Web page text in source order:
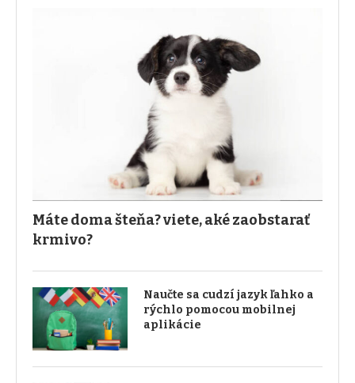
Máte doma šteňa? viete, aké zaobstarať
krmivo?
Naučte sa cudzí jazyk ľahko a
rýchlo pomocou mobilnej
aplikácie